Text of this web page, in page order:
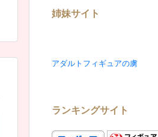
姉妹サイト
アダルトフィギュアの虜
ランキングサイト